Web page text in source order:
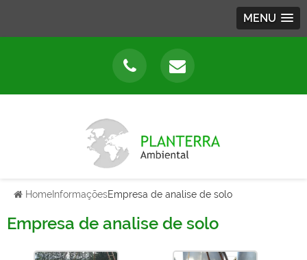
MENU
Home InformaçõesEmpresa de analise de solo
Empresa de analise de solo